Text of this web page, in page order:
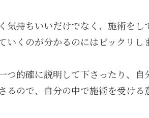
気持ちいいだけでなく、施術を
いくのが分かるのにはビックリし
つ的確に説明して下さったり、
るので、自分の中で施術を受け